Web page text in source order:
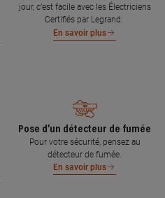
jour, c’est facile avec les Électriciens
Certifiés par Legrand.
En savoir plus
Pose d’un détecteur de fumée
Pour votre sécurité, pensez au
détecteur de fumée.
En savoir plus